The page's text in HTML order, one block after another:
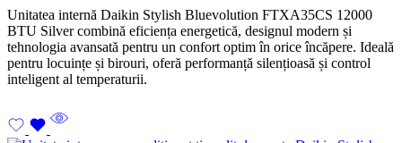
Unitatea internă Daikin Stylish Bluevolution FTXA35CS 12000
BTU Silver combină eficiența energetică, designul modern și
tehnologia avansată pentru un confort optim în orice încăpere. Ideală
pentru locuințe și birouri, oferă performanță silențioasă și control
inteligent al temperaturii.